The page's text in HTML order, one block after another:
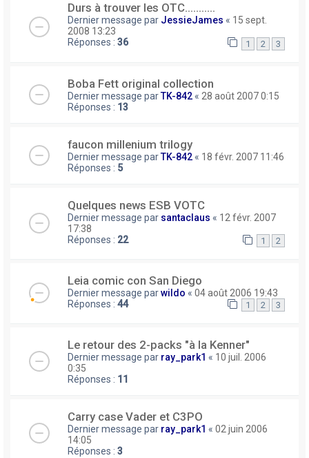
Durs à trouver les OTC...........
Dernier message par JessieJames « 15 sept.
2008 13:23
Réponses : 36 1 2 3
Boba Fett original collection
Dernier message parTK-842 « 28 août 2007 0:15
Réponses : 13
faucon millenium trilogy
Dernier message parTK-842 « 18 févr. 2007 11:46
Réponses : 5
Quelques news ESB VOTC
Dernier message par santaclaus « 12 févr. 2007
17:38
Réponses : 22 1 2
Leia comic con San Diego
Dernier message parwildo « 04 août 2006 19:43
Réponses : 44 1 2 3
Le retour des 2-packs "à la Kenner"
Dernier message par ray_park1 « 10 juil. 2006
0:35
Réponses : 11
Carry case Vader et C3PO
Dernier message par ray_park1 « 02 juin 2006
14:05
Réponses : 3